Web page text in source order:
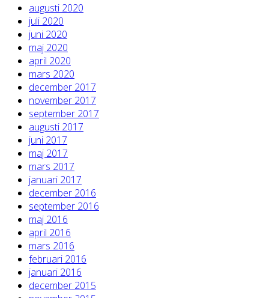
augusti 2020
juli 2020
juni 2020
maj 2020
april 2020
mars 2020
december 2017
november 2017
september 2017
augusti 2017
juni 2017
maj 2017
mars 2017
januari 2017
december 2016
september 2016
maj 2016
april 2016
mars 2016
februari 2016
januari 2016
december 2015